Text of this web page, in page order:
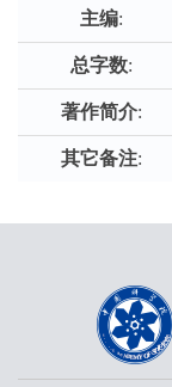
主编:
总字数:
著作简介:
其它备注: